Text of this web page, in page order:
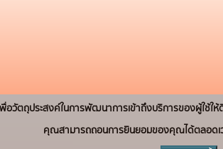
พื่อวัตถุประสงค์ในการพัฒนาการเข้าถึงบริการของผู้ใช้
คุณสามารถถอนการยินยอมของคุณได้ตลอดเ